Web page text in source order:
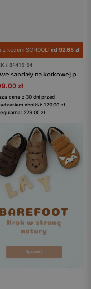
z kodem SCHOOL: od 92.65 zł
/ 84415-54
Różowe sandały na korkowej podeszwie BARTEK 84415-54 ze złotą odczepianą ozdobą
zł
cena z 30 dni przed
obniżki: 129.00 zł
229.00 zł